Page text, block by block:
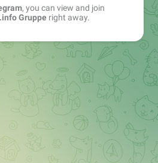
, you can view and join
Grupperight away.